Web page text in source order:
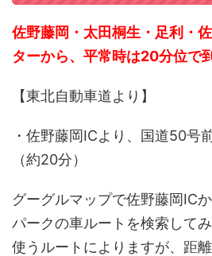
佐野藤岡・太田桐生・足利・
ターから、平常時は20分位で
【東北自動車道より】
・佐野藤岡ICより、国道50号
（約20分）
グーグルマップで佐野藤岡IC
パークの車ルートを検索してみ
使うルートによりますが、距